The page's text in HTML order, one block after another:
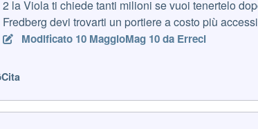
2 la Viola ti chiede tanti milioni se vuoi tenertelo
Fredberg devi trovarti un portiere a costo più
Modificato 10 MaggioMag 10da Erreci
Cita